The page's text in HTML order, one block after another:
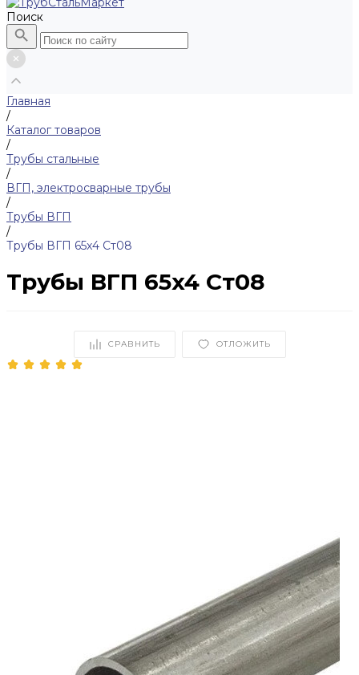
Поиск
Главная
/
Каталог товаров
/
Трубы стальные
/
ВГП, электросварные трубы
/
Трубы ВГП
/
Трубы ВГП 65x4 Ст08
Трубы ВГП 65x4 Ст08
СРАВНИТЬ ОТЛОЖИТЬ